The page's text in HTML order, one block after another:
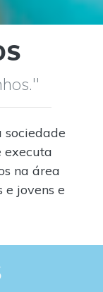
sociedade
executa
na área
e jovens e